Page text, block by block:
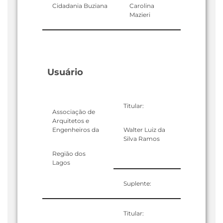
Cidadania Buziana
Carolina
Mazieri
Usuário
Associação de
Arquitetos e
Engenheiros da
Região dos
Lagos
Titular:
Walter Luiz da
Silva Ramos
Suplente:
Titular: